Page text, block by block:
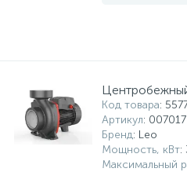
Код товара:
Артикул: 007017
Бренд: Leo
Мощность, кВт:
Максимальный